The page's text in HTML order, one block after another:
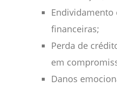
Endividamento
financeiras;
Perda de
em
Danos